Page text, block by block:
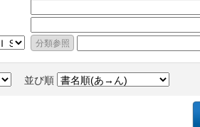
並び順